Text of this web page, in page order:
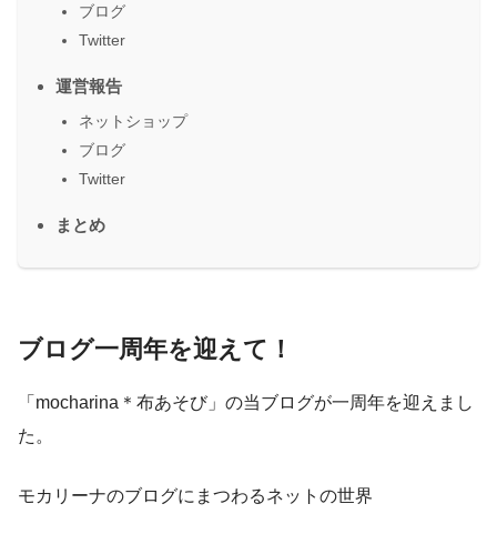
ブログ
Twitter
運営報告
ネットショップ
ブログ
Twitter
まとめ
ブログ一周年を迎えて！
「mocharina＊布あそび」の当ブログが一周年を迎えまし
た。
モカリーナのブログにまつわるネットの世界